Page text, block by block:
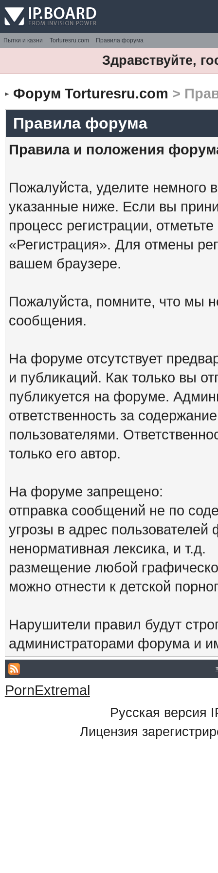
Пытки и казни Torturesru.com Правила форума
Здравствуйте,
Форум Torturesru.com >
Правила форума
Правила и положения
Пожалуйста, уделите немного
указанные ниже. Если вы
процесс регистрации,
«Регистрация». Для отмены
вашем браузере.
Пожалуйста, помните, что мы
сообщения.
На форуме отсутствует
и публикаций. Как только вы
публикуется на форуме.
ответственность за
пользователями.
только его автор.
На форуме запрещено:
отправка сообщений не по
угрозы в адрес
ненормативная лексика, и т.д.
размещение любой
можно отнести к детской
Нарушители правил будут
администраторами форума и
PornExtremal
Русская версия
Лицензия